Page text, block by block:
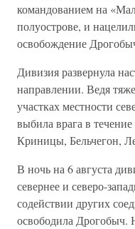
командованием на
полуострове, и
освобождение
Дивизия развернула
направлении. Ве­дя
участках местности
выбила врага в
Криницы, Бельчегон,
В ночь на 6 августа
севернее и се­веро-
содействии других
освободила Дрогобыч.